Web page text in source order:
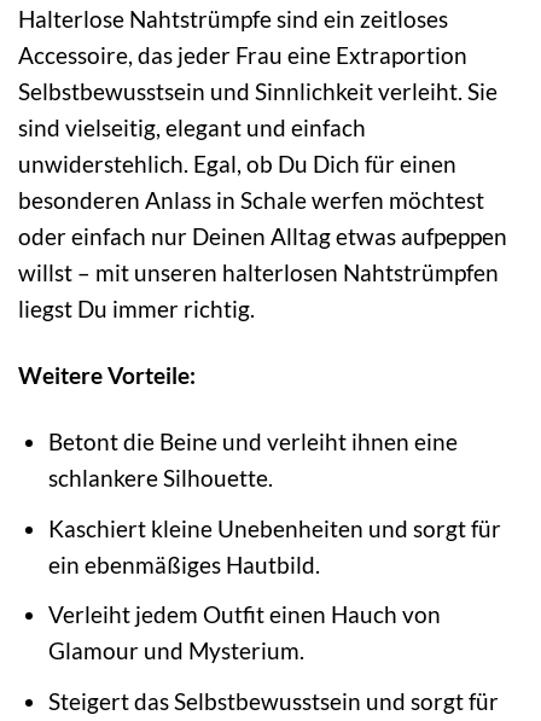
Halterlose Nahtstrümpfe sind ein zeitloses
Accessoire, das jeder Frau eine Extraportion
Selbstbewusstsein und Sinnlichkeit verleiht. Sie
sind vielseitig, elegant und einfach
unwiderstehlich. Egal, ob Du Dich für einen
besonderen Anlass in Schale werfen möchtest
oder einfach nur Deinen Alltag etwas aufpeppen
willst – mit unseren halterlosen Nahtstrümpfen
liegst Du immer richtig.
Weitere Vorteile:
Betont die Beine und verleiht ihnen eine
schlankere Silhouette.
Kaschiert kleine Unebenheiten und sorgt für
ein ebenmäßiges Hautbild.
Verleiht jedem Outfit einen Hauch von
Glamour und Mysterium.
Steigert das Selbstbewusstsein und sorgt für